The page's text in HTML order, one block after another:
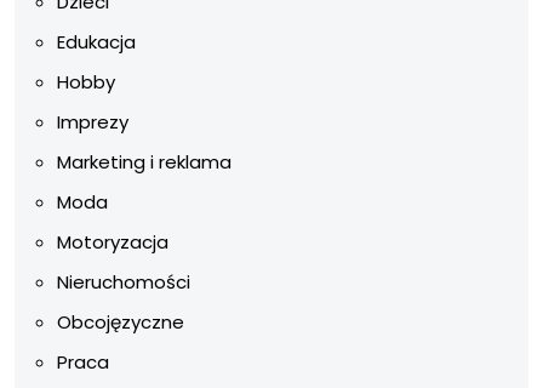
Edukacja
Hobby
Imprezy
Marketing i reklama
Moda
Motoryzacja
Nieruchomości
Obcojęzyczne
Praca